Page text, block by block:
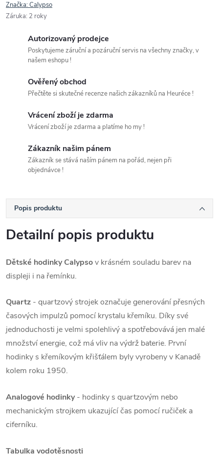
Značka:Calypso
Záruka: 2 roky
Autorizovaný prodejce
Poskytujeme záruční a pozáruční servis na všechny značky, v
našem eshopu !
Ověřený obchod
Přečtěte si skutečné recenze našich zákazníků na Heuréce !
Vrácení zboží je zdarma
Vrácení zboží je zdarma a platíme ho my !
Zákazník našim pánem
Zákazník se stává naším pánem na pořád, nejen při
objednávce !
Popis produktu
Detailní popis produktu
Dětské hodinky Calypsov krásném souladu barev na
displeji i na řemínku.
Quartz - quartzový strojek označuje generování přesných
časových impulzů pomocí krystalu křemíku. Díky své
jednoduchosti je velmi spolehlivý a spotřebovává jen malé
množství energie, což má vliv na výdrž baterie. První
hodinky s křemíkovým křišťálem byly vyrobeny v Kanadě
kolem roku 1950.
Analogové hodinky- hodinky s quartzovým nebo
mechanickým strojkem ukazující čas pomocí ručiček a
ciferníku.
Tabulka vodotěsnosti